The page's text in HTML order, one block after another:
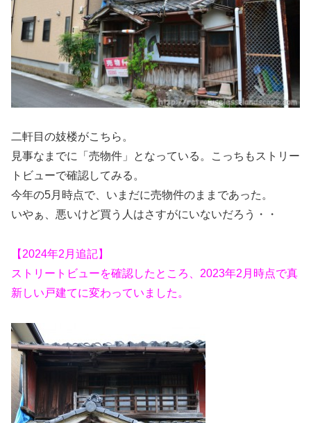
二軒目の妓楼がこちら。
見事なまでに「売物件」となっている。こっちもストリー
トビューで確認してみる。
今年の5月時点で、いまだに売物件のままであった。
いやぁ、悪いけど買う人はさすがにいないだろう・・
【2024年2月追記】
ストリートビューを確認したところ、2023年2月時点で真
新しい戸建てに変わっていました。